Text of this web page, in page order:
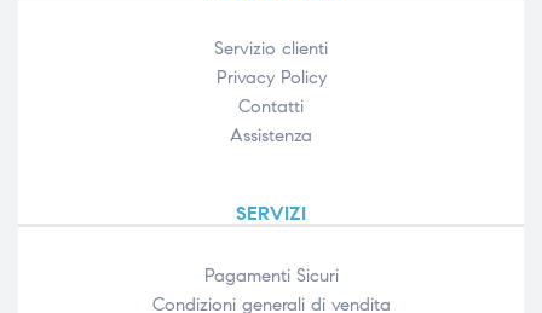
Servizio clienti
Privacy Policy
Contatti
Assistenza
SERVIZI
Pagamenti Sicuri
Condizioni generali di vendita